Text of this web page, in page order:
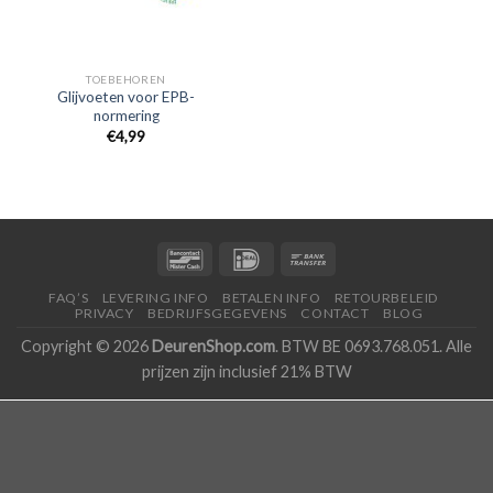
TOEBEHOREN
Glijvoeten voor EPB-
normering
€4,99
FAQ’S LEVERING INFO BETALEN INFO
RETOURBELEID
PRIVACY
BEDRIJFSGEGEVENS CONTACT BLOG
Copyright © 2026 DeurenShop.com. BTW BE 0693.768.051. Alle
prijzen zijn inclusief 21% BTW